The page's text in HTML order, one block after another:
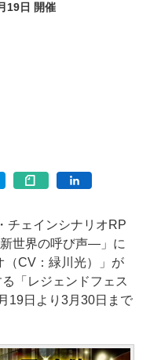
19日 開催
チェインシナリオRP
世界の呼び声―」に
（CV：緑川光）」が
「レジェンドフェス
19日より3月30日まで